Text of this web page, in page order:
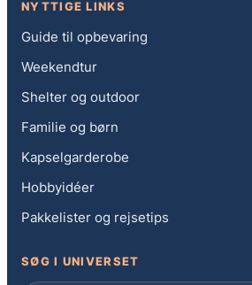
NYTTIGE LINKS
Guide til opbevaring
Weekendtur
Shelter og outdoor
Familie og børn
Kapselgarderobe
Hobbyidéer
Pakkelister og rejsetips
SØG I UNIVERSET